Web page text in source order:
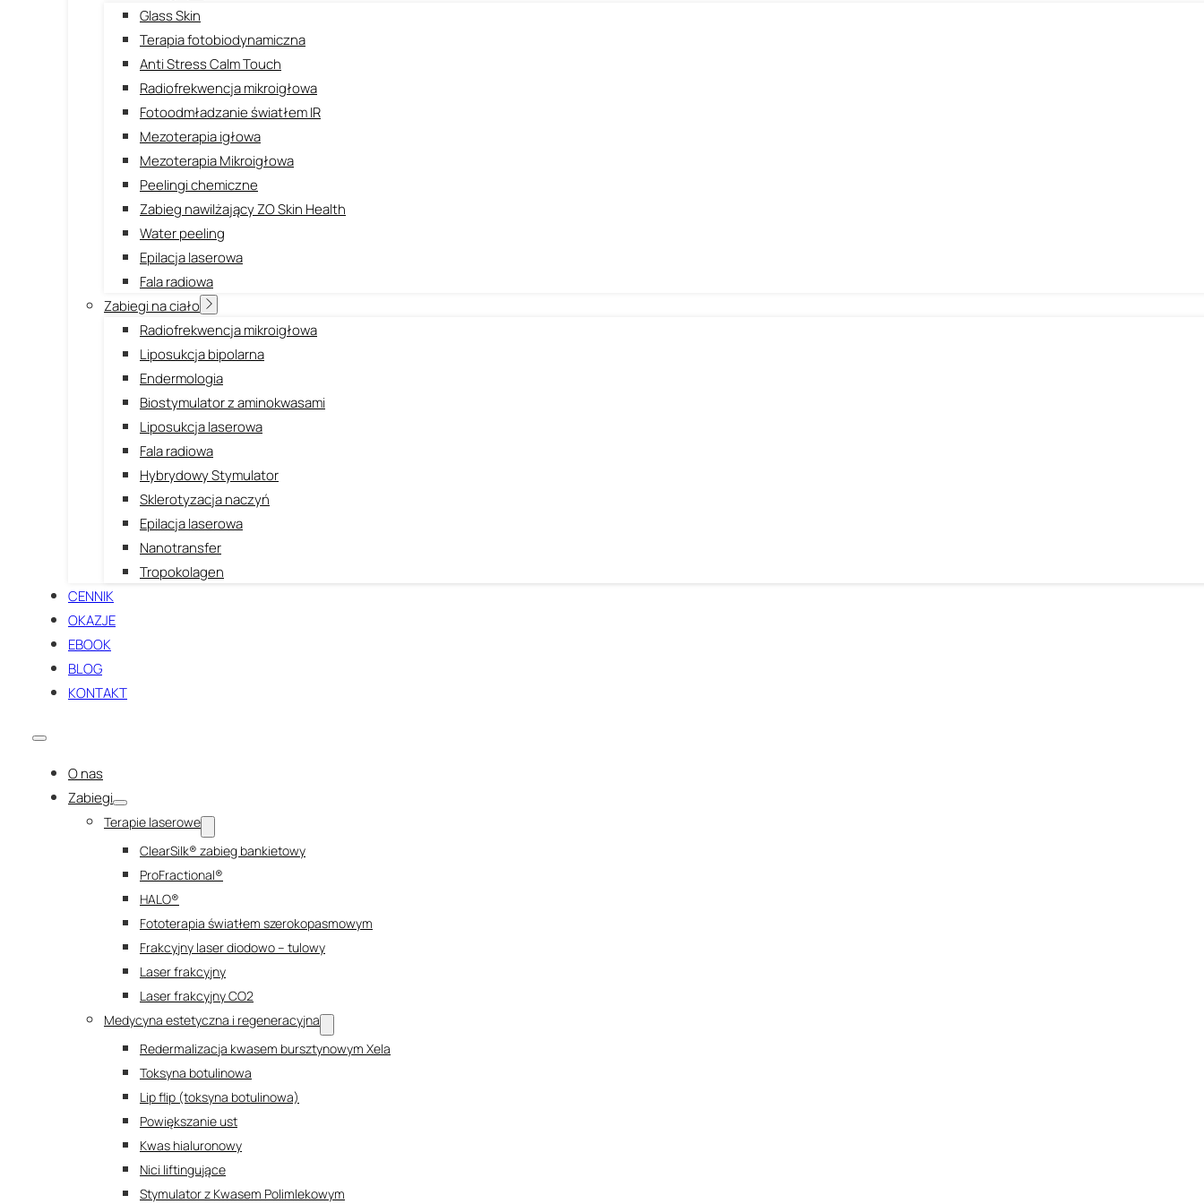
Glass Skin
Terapia fotobiodynamiczna
Anti Stress Calm Touch
Radiofrekwencja mikroigłowa
Fotoodmładzanie światłem IR
Mezoterapia igłowa
Mezoterapia Mikroigłowa
Peelingi chemiczne
Zabieg nawilżający ZO Skin Health
Water peeling
Epilacja laserowa
Fala radiowa
Zabiegi na ciało
Radiofrekwencja mikroigłowa
Liposukcja bipolarna
Endermologia
Biostymulator z aminokwasami
Liposukcja laserowa
Fala radiowa
Hybrydowy Stymulator
Sklerotyzacja naczyń
Epilacja laserowa
Nanotransfer
Tropokolagen
CENNIK
OKAZJE
EBOOK
BLOG
KONTAKT
O nas
Zabiegi
Terapie laserowe
ClearSilk® zabieg bankietowy
ProFractional®
HALO®
Fototerapia światłem szerokopasmowym
Frakcyjny laser diodowo – tulowy
Laser frakcyjny
Laser frakcyjny CO2
Medycyna estetyczna i regeneracyjna
Redermalizacja kwasem bursztynowym Xela
Toksyna botulinowa
Lip flip (toksyna botulinowa)
Powiększanie ust
Kwas hialuronowy
Nici liftingujące
Stymulator z Kwasem Polimlekowym